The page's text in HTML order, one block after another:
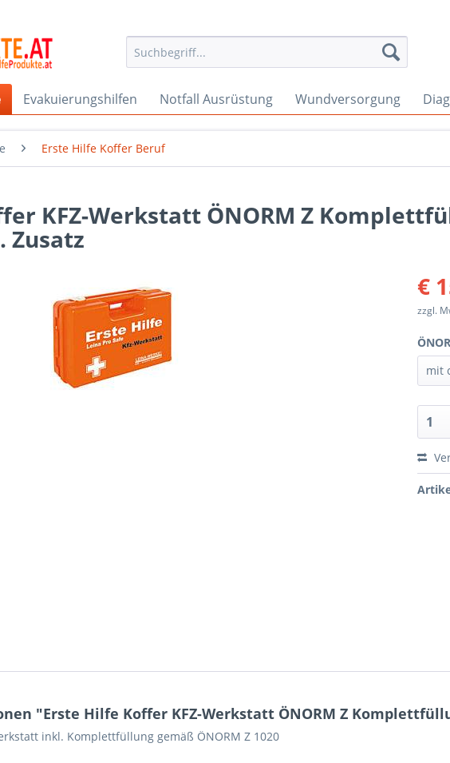
Evakuierungshilfen Notfall Ausrüstung Wundversorgung
Erste Hilfe Koffer Beruf
KFZ-Werkstatt ÖNORM Z
Zusatz
€
zzgl.
"Erste Hilfe Koffer KFZ-Werkstatt ÖNORM Z
inkl. Komplettfüllung gemäß ÖNORM Z 1020